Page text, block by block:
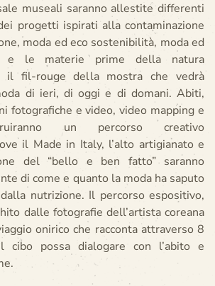
museali saranno allestite differenti
progetti ispirati alla contaminazione
moda ed eco sostenibilità, moda ed
e le materie prime della natura
il fil-rouge della mostra che vedrà
di ieri, di oggi e di domani. Abiti,
fotografiche e video, video mapping e
un percorso creativo
il Made in Italy, l’alto artigianato e
del “bello e ben fatto” saranno
di come e quanto la moda ha saputo
nutrizione. Il percorso espositivo,
dalle fotografie dell’artista coreana
onirico che racconta attraverso 8
cibo possa dialogare con l’abito e